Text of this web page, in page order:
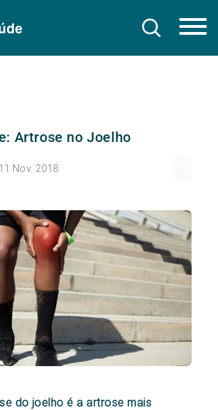
Artrose no Joelho
Nov. 2018
do joelho é a artrose mais